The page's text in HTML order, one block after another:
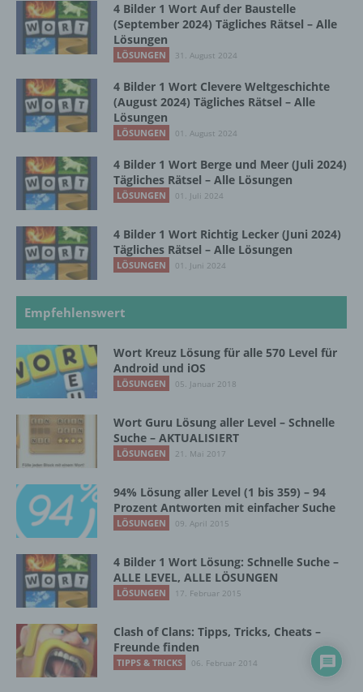
4 Bilder 1 Wort Auf der Baustelle
(September 2024) Tägliches Rätsel – Alle
Lösungen
LÖSUNGEN 31. August 2024
4 Bilder 1 Wort Clevere Weltgeschichte
(August 2024) Tägliches Rätsel – Alle
Lösungen
LÖSUNGEN 01. August 2024
4 Bilder 1 Wort Berge und Meer (Juli 2024)
Tägliches Rätsel – Alle Lösungen
LÖSUNGEN 01. Juli 2024
4 Bilder 1 Wort Richtig Lecker (Juni 2024)
Tägliches Rätsel – Alle Lösungen
LÖSUNGEN 01. Juni 2024
Empfehlenswert
Wort Kreuz Lösung für alle 570 Level für
Android und iOS
LÖSUNGEN 05. Januar 2018
Wort Guru Lösung aller Level – Schnelle
Suche – AKTUALISIERT
LÖSUNGEN 21. Mai 2017
94% Lösung aller Level (1 bis 359) – 94
Prozent Antworten mit einfacher Suche
LÖSUNGEN 09. April 2015
4 Bilder 1 Wort Lösung: Schnelle Suche –
ALLE LEVEL, ALLE LÖSUNGEN
LÖSUNGEN 17. Februar 2015
Clash of Clans: Tipps, Tricks, Cheats –
Freunde finden
TIPPS & TRICKS 06. Februar 2014
natürlichen Person zugewiesen werden.
g) Verantwortlicher oder für die Verarbeitung
Verantwortlicher
Verantwortlicher oder für die Verarbeitung
Verantwortlicher ist die natürliche oder
oder andere Stelle, die allein oder
gemeinsam mit anderen über die Zwecke
und Mittel der Verarbeitung von
personenbezogenen Daten entscheidet.
Sind die Zwecke und Mittel dieser
Verarbeitung durch das Unionsrecht oder
das Recht der Mitgliedstaaten vorgegeben,
so kann der Verantwortliche
beziehungsweise können die bestimmten
Kriterien seiner Benennung nach dem
Unionsrecht oder dem Recht der
Mitgliedstaaten vorgesehen werden.
h) Auftragsverarbeiter
Auftragsverarbeiter ist eine natürliche oder
juristische Person, Behörde, Einrichtung
oder andere Stelle, die personenbezogene
Daten im Auftrag des Verantwortlichen
verarbeitet.
i) Empfänger
Empfänger ist eine natürliche oder juristische
Person, Behörde, Einrichtung oder andere
Stelle, der personenbezogene Daten
offengelegt werden, unabhängig davon, ob
es sich bei ihr um einen Dritten handelt oder
nicht. Behörden, die im Rahmen eines